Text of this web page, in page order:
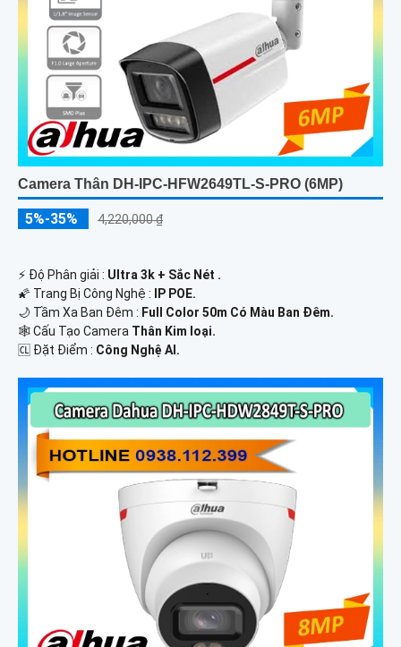
Camera Thân DH-IPC-HFW2649TL-S-PRO (6MP)
5%-35% 4,220,000 ₫
️⚡ Độ Phân giải : Ultra 3k + Sắc Nét .
🌠 Trang Bị Công Nghệ : IP POE.
🌙 Tầm Xa Ban Đêm : Full Color 50m Có Màu Ban Ðêm.
🕸️ Cấu Tạo Camera Thân Kim loại.
️🆑 Đặt Điểm : Công Nghệ AI.